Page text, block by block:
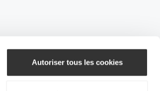
Autoriser tous les cookies